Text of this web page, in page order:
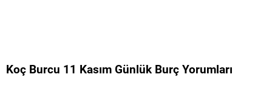
Koç Burcu 11 Kasım Günlük Burç Yorumları